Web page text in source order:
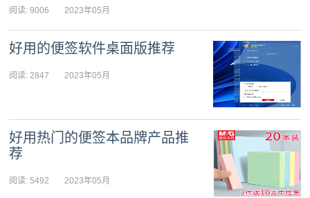
阅读: 9006
2023年05月
08日 09:01:24
好用的便签软件桌面版推荐
阅读: 2847
2023年05月
好用热门的便签本品牌产品推
荐
阅读: 5492
2023年05月